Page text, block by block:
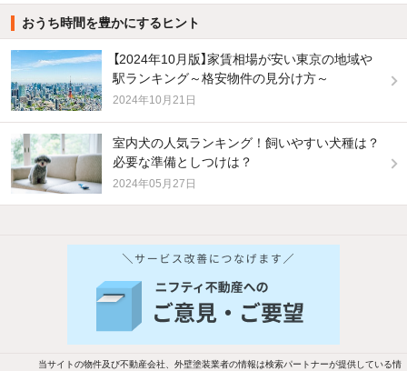
おうち時間を豊かにするヒント
【2024年10月版】家賃相場が安い東京の地域や
駅ランキング～格安物件の見分け方～
2024年10月21日
室内犬の人気ランキング！飼いやすい犬種は？
必要な準備としつけは？
2024年05月27日
バス・トイレ別 2階以上
当サイトの物件及び不動産会社、外壁塗装業者の情報は検索パートナーが提供している情